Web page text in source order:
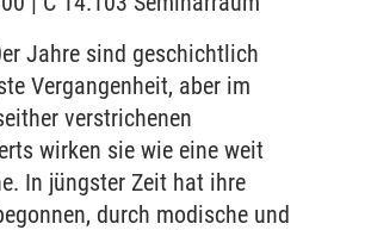
Jahre sind geschichtlich
Vergangenheit, aber im
verstrichenen
wirken sie wie eine weit
In jüngster Zeit hat ihre
durch modische und